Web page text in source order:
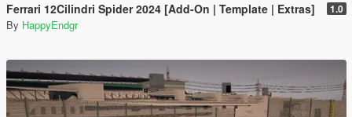
Ferrari 12Cilindri Spider 2024 [Add-On | Template | Extras] 1.0
By HappyEndgr